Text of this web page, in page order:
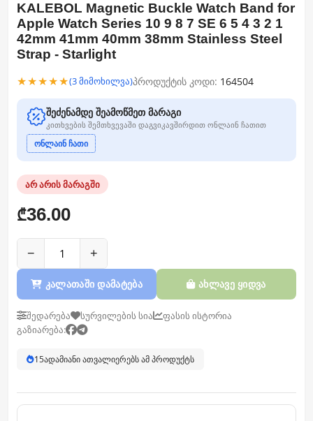
KALEBOL Magnetic Buckle Watch Band for
Apple Watch Series 10 9 8 7 SE 6 5 4 3 2 1
42mm 41mm 40mm 38mm Stainless Steel
Strap - Starlight
★★★★★(3 მიმოხილვა)პროდუქტის კოდი: 164504
შეძენამდე შეამოწმეთ მარაგი
კითხვების შემთხვევაში დაგვიკავშირდით ონლაინ ჩათით
ონლაინ ჩათი
არ არის მარაგში
₾36.00
− +
კალათაში დამატება ახლავე ყიდვა
შედარება სურვილების სია
ფასის ისტორია
გაზიარება:
14ადამიანი ათვალიერებს ამ პროდუქტს